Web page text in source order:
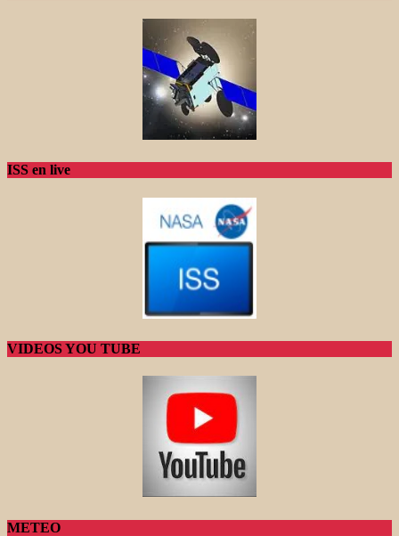
ISS en live
VIDEOS YOU TUBE
METEO